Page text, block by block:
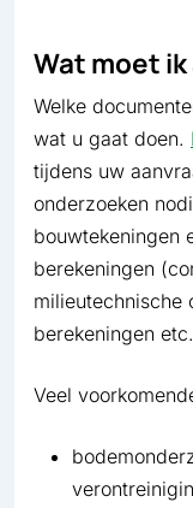
Wat moet
Welke
wat u gaat doen.
tijdens uw
onderzoeken
bouwtekeningen
berekeningen
milieutechnische
berekeningen etc.
Veel